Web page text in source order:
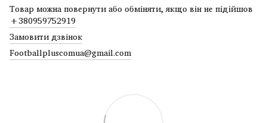
Товар можна повернути або обміняти, якщо він не підійшов
+380959752919
Замовити дзвінок
Footballpluscomua@gmail.com